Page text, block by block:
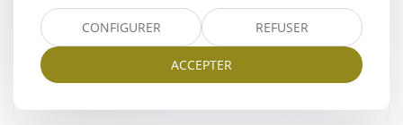
de longue durée rebond (APLD-R) prévu à l’article 193
de la loi n°...
Lire la suite
CONFIGURER REFUSER
ACCEPTER